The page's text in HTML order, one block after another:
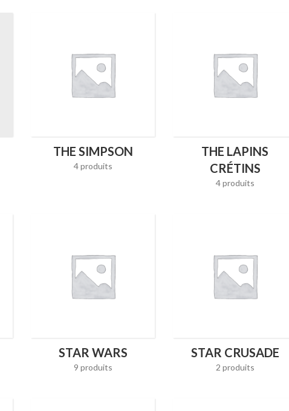
THE SIMPSON
4 produits
THE LAPINS
CRÉTINS
4 produits
STAR WARS
9 produits
STAR CRUSADE
2 produits